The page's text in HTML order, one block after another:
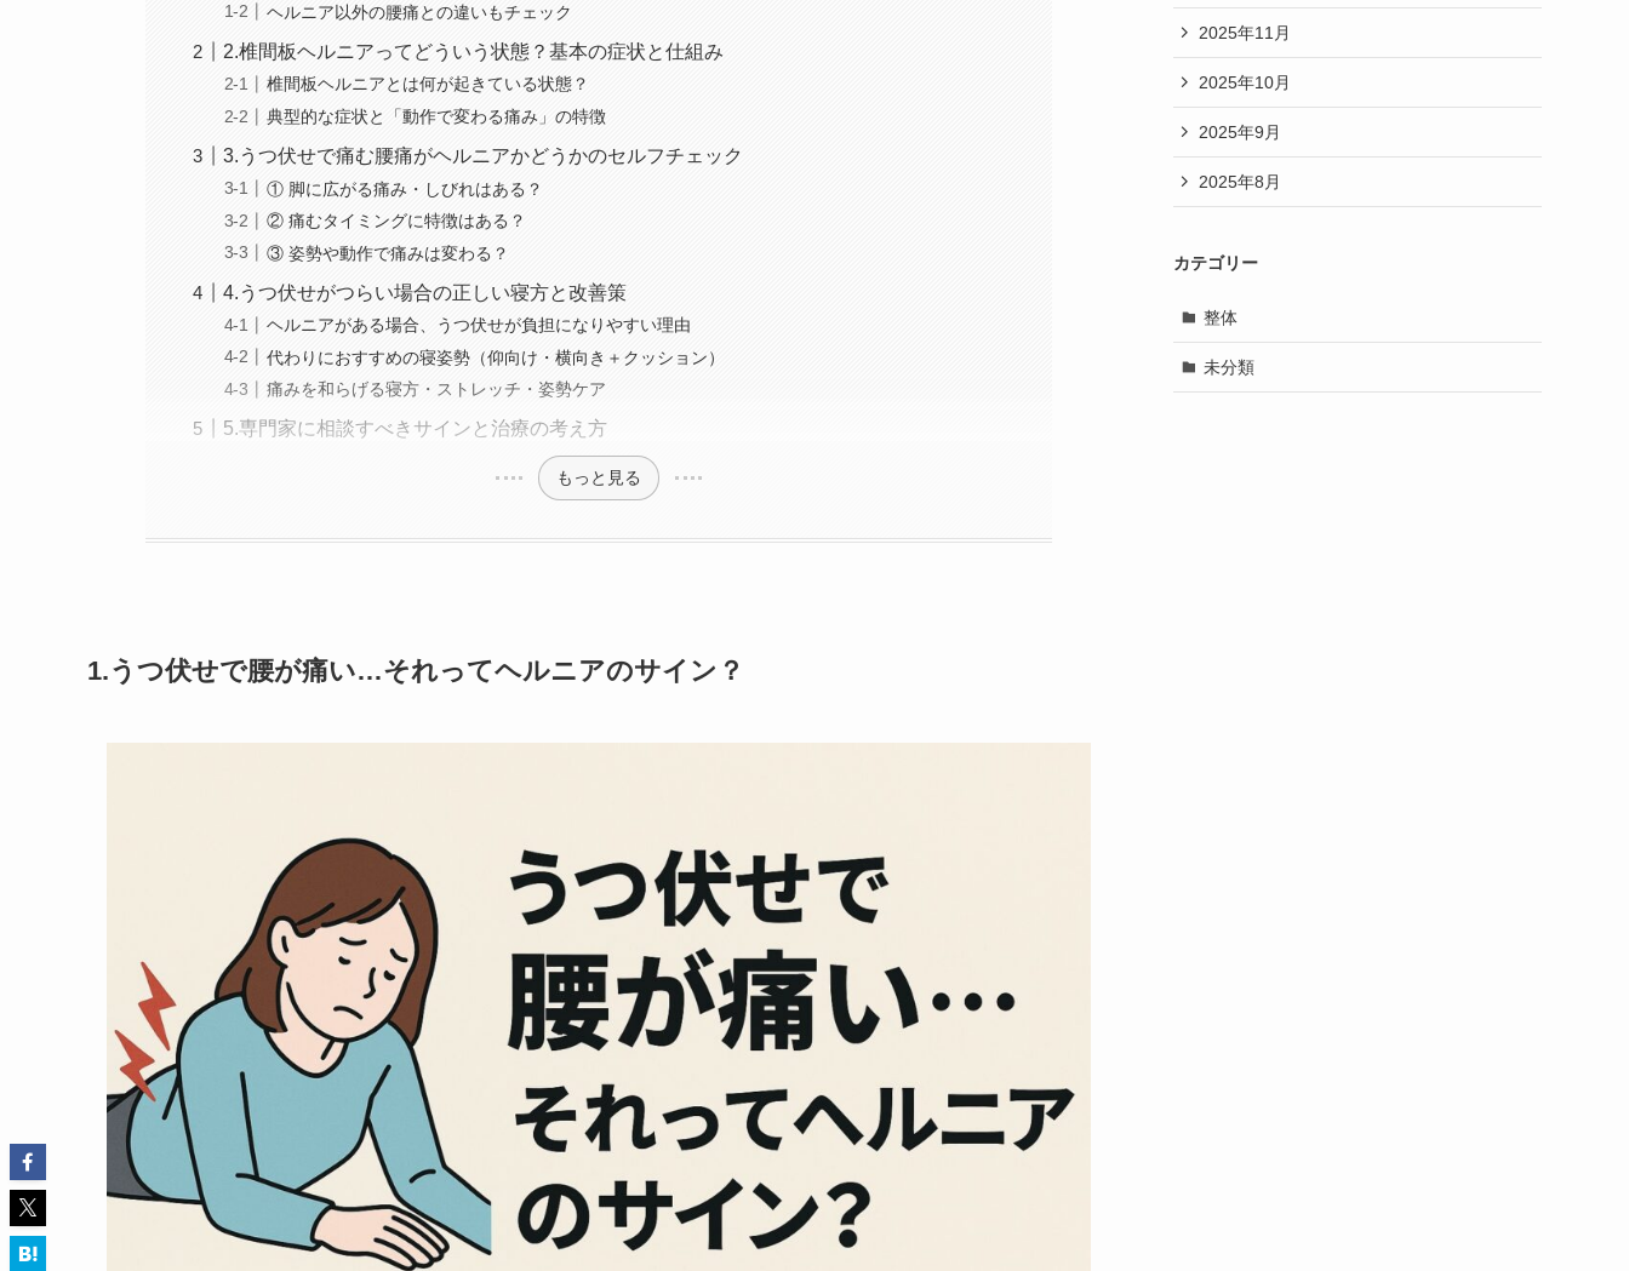
ヘルニア以外の腰痛との違いもチェック
2.椎間板ヘルニアってどういう状態？基本の症状と仕組み
椎間板ヘルニアとは何が起きている状態？
典型的な症状と「動作で変わる痛み」の特徴
3.うつ伏せで痛む腰痛がヘルニアかどうかのセルフチェック
① 脚に広がる痛み・しびれはある？
② 痛むタイミングに特徴はある？
③ 姿勢や動作で痛みは変わる？
4.うつ伏せがつらい場合の正しい寝方と改善策
ヘルニアがある場合、うつ伏せが負担になりやすい理由
代わりにおすすめの寝姿勢（仰向け・横向き＋クッション）
痛みを和らげる寝方・ストレッチ・姿勢ケア
5.専門家に相談すべきサインと治療の考え方
もっと見る
1.うつ伏せで腰が痛い…それってヘルニアのサイン？
2025年11月
2025年10月
2025年9月
2025年8月
カテゴリー
整体
未分類